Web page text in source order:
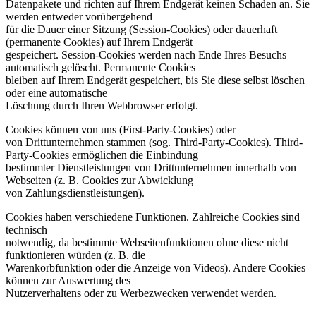
Datenpakete und richten auf Ihrem Endgerät keinen Schaden an. Sie
werden entweder vorübergehend
für die Dauer einer Sitzung (Session-Cookies) oder dauerhaft
(permanente Cookies) auf Ihrem Endgerät
gespeichert. Session-Cookies werden nach Ende Ihres Besuchs
automatisch gelöscht. Permanente Cookies
bleiben auf Ihrem Endgerät gespeichert, bis Sie diese selbst löschen
oder eine automatische
Löschung durch Ihren Webbrowser erfolgt.
Cookies können von uns (First-Party-Cookies) oder
von Drittunternehmen stammen (sog. Third-Party-Cookies). Third-
Party-Cookies ermöglichen die Einbindung
bestimmter Dienstleistungen von Drittunternehmen innerhalb von
Webseiten (z. B. Cookies zur Abwicklung
von Zahlungsdienstleistungen).
Cookies haben verschiedene Funktionen. Zahlreiche Cookies sind
technisch
notwendig, da bestimmte Webseitenfunktionen ohne diese nicht
funktionieren würden (z. B. die
Warenkorbfunktion oder die Anzeige von Videos). Andere Cookies
können zur Auswertung des
Nutzerverhaltens oder zu Werbezwecken verwendet werden.